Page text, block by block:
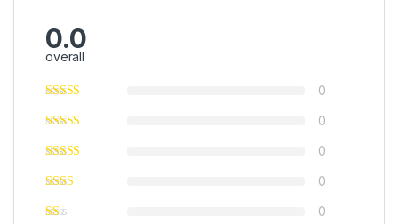
0.0
overall
0
0
0
0
0